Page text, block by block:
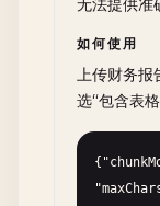
无法提供准
如何使用
上传财务报
选“包含表